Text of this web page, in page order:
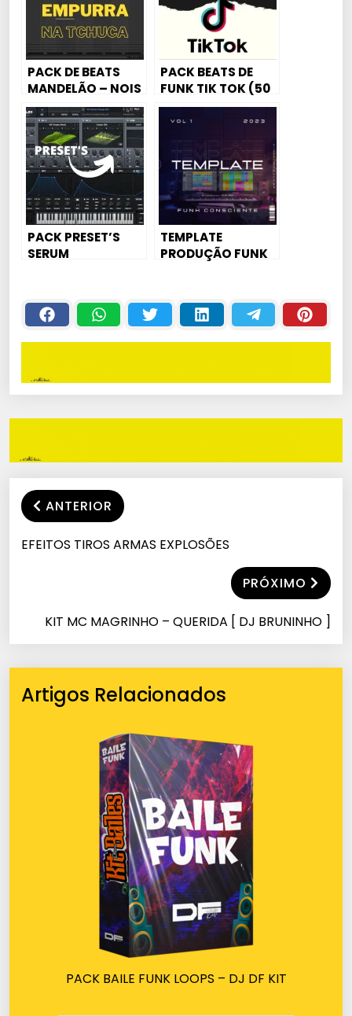
PACK DE BEATS
MANDELÃO – NOIS
EMPURRA NA
TCHUCA [20
BEAT’S]
PACK BEATS DE
FUNK TIK TOK (50
BEATS)
PACK PRESET’S
SERUM
TEMPLATE
PRODUÇÃO FUNK
ANTERIOR
EFEITOS TIROS ARMAS EXPLOSÕES
PRÓXIMO
KIT MC MAGRINHO – QUERIDA [ DJ BRUNINHO ]
Artigos Relacionados
PACK BAILE FUNK LOOPS – DJ DF KIT